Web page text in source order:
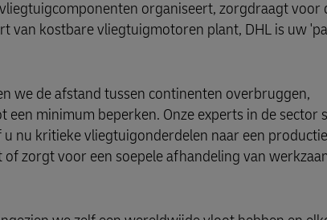
organiseert, zorgdraagt voor
van kostbare vliegtuigmotoren plant, DHL is uw
we de afstand tussen continenten overbruggen,
minimum beperken. Onze experts in de sector
nu kritieke vliegtuigonderdelen naar een
zorgt voor een soepele afhandeling van